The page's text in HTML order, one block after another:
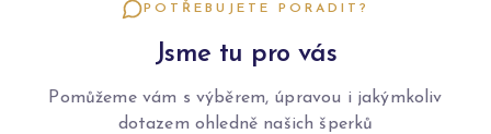
POTŘEBUJETE PORADIT?
Jsme tu pro vás
Pomůžeme vám s výběrem, úpravou i jakýmkoliv
dotazem ohledně našich šperků